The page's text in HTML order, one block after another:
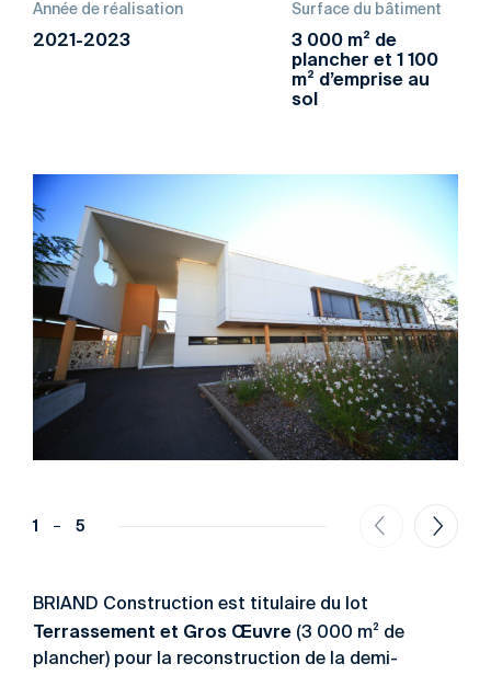
1 5
BRIAND Construction est titulaire du lot
Terrassement et Gros Œuvre(3 000 m² de
plancher) pour la reconstruction de la demi-
Année de réalisation
2021-2023
Surface du bâtiment
3 000 m² de
plancher et 1 100
m² d’emprise au
sol